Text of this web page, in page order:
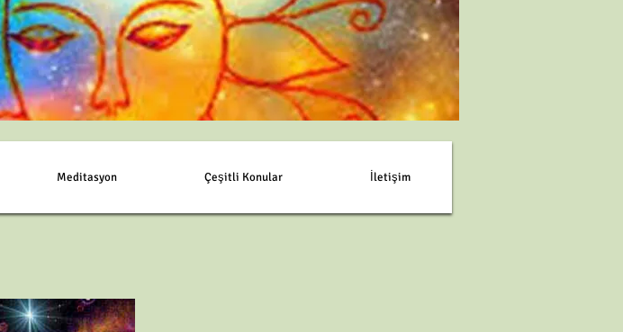
Meditasyon Çeşitli Konular İletişim